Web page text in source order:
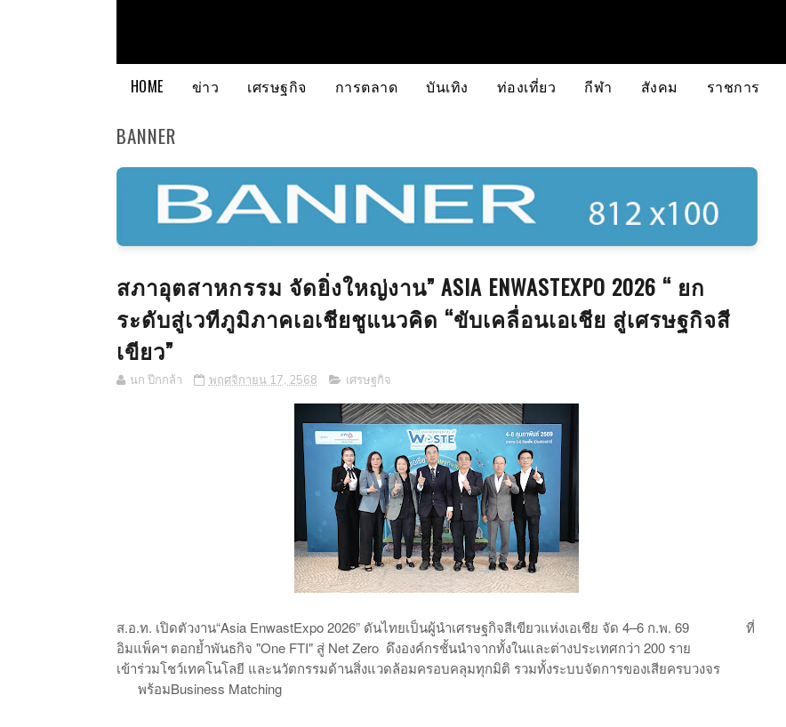
HOME ข่าว เศรษฐกิจ การตลาด บันเทิง ท่องเที่ยว กีฬา สังคม ราชการ
BANNER
สภาอุตสาหกรรม จัดยิ่งใหญ่งาน” ASIA ENWASTEXPO 2026 “ ยก
ระดับสู่เวทีภูมิภาคเอเชียชูแนวคิด “ขับเคลื่อนเอเชีย สู่เศรษฐกิจสี
เขียว”
นก ปีกกล้า พฤศจิกายน 17, 2568 เศรษฐกิจ
ส.อ.ท. เปิดตัวงาน“Asia EnwastExpo 2026” ดันไทยเป็นผู้นำเศรษฐกิจสีเขียวแห่งเอเชีย จัด 4–6 ก.พ. 69
ที่
อิมแพ็คฯ ตอกย้ำพันธกิจ "One FTI" สู่Net Zero ดึงองค์กรชั้นนำจากทั้งในและต่างประเทศกว่า 200 ราย
เข้าร่วมโชว์เทคโนโลยี และนวัตกรรมด้านสิ่งแวดล้อมครอบคลุมทุกมิติ รวมทั้งระบบจัดการของเสียครบวงจร
พร้อมBusiness Matching